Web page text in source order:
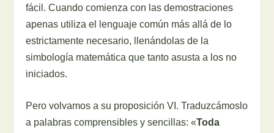
fácil. Cuando comienza con las demostraciones
apenas utiliza el lenguaje común más allá de lo
estrictamente necesario, llenándolas de la
simbología matemática que tanto asusta a los no
iniciados.
Pero volvamos a su proposición VI. Traduzcámoslo
a palabras comprensibles y sencillas: «Toda